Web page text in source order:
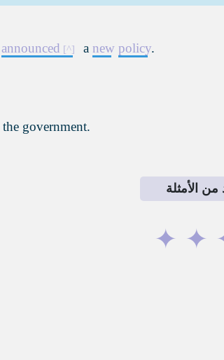
announced a new policy.
the government.
الأمثلة
✦
✦